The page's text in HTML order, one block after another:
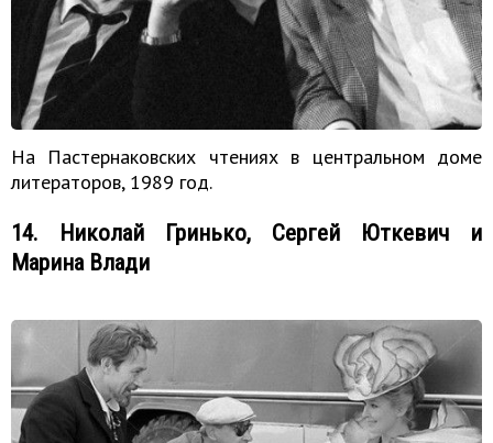
На Пастернаковских чтениях в центральном доме
литераторов, 1989 год.
14. Николай Гринько, Сергей Юткевич и
Марина Влади